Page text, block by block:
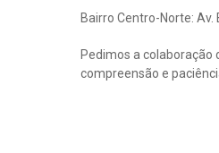
Bairro Centro-Norte: Av.
Pedimos a
compreensão e